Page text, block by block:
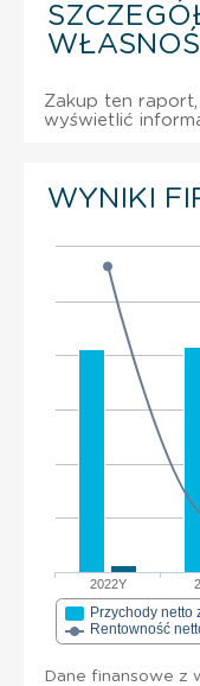
Zakup ten
wyświetlić
WYNIKI
2022Y
Przychody netto
Rentowność
Dane finansowe z